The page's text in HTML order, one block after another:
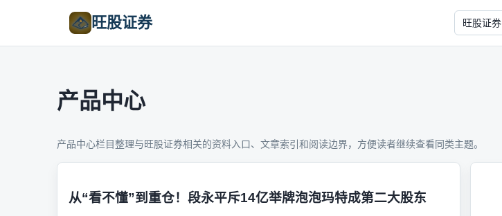
旺股证券 旺股证券
产品中心
产品中心栏目整理与旺股证券相关的资料入口、文章索引和阅读边界，方便读者继续查看同类主题。
从“看不懂”到重仓！段永平斥14亿举牌泡泡玛特成第二大股东